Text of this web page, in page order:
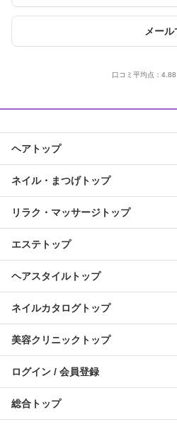
メー
口コミ平均点： 4.88
ヘアトップ
ネイル・まつげトップ
リラク・マッサージトップ
エステトップ
ヘアスタイルトップ
ネイルカタログトップ
美容クリニックトップ
ログイン / 会員登録
総合トップ